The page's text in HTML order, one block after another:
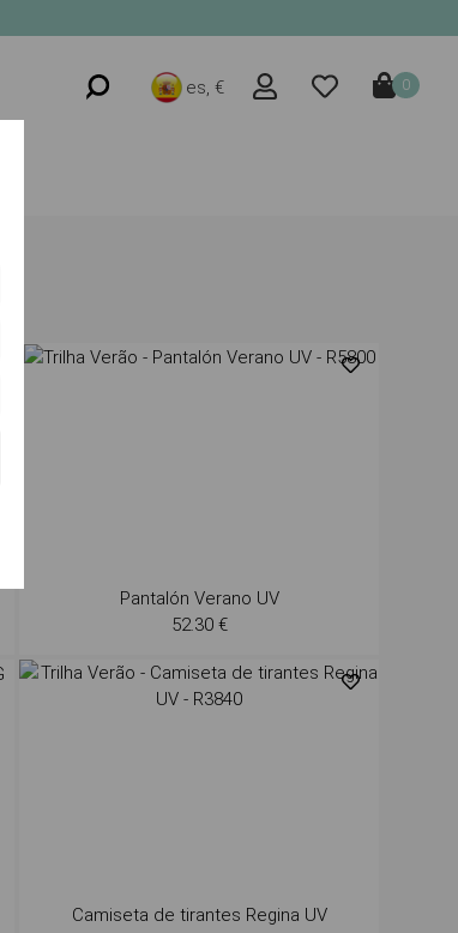
0
es, €
Pantalón Verano UV
52.30 €
Camiseta de tirantes Regina UV